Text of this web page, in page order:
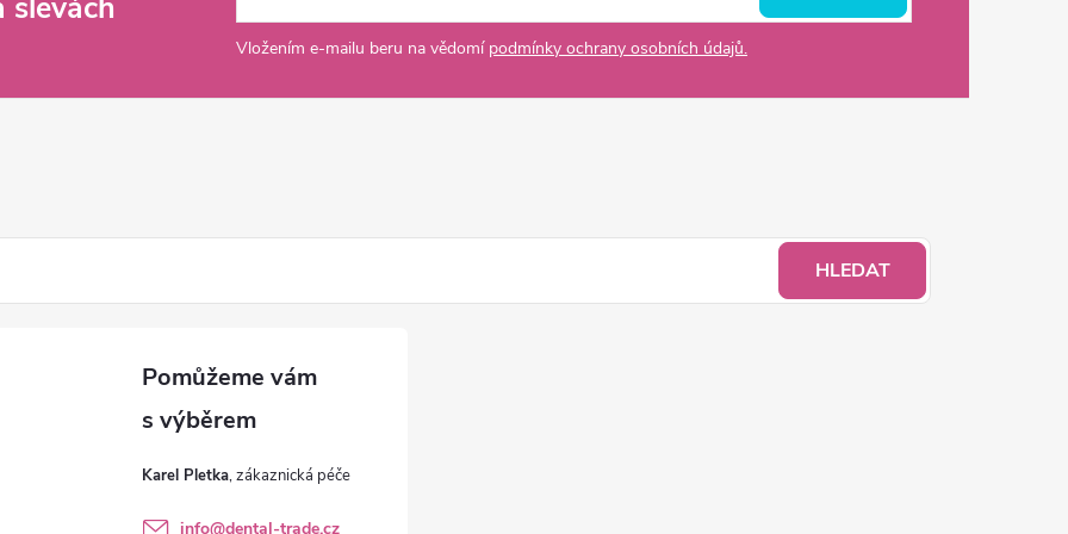
Vložením e-mailu beru na vědomí podmínky ochrany osobních údajů.
HLEDAT
Karel Pletka
info@dental-trade.cz